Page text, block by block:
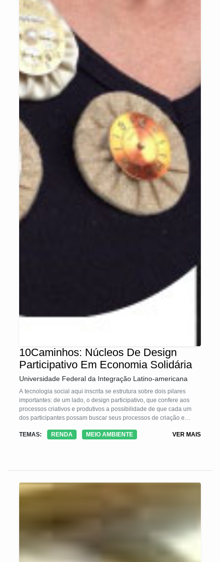
10Caminhos: Núcleos De Design
Participativo Em Economia Solidária
Universidade Federal da Integração Latino-americana
A tecnologia social aqui inscrita se estrutura sobre dois pilares
importantes: de um lado, o design participativo, que confere aos
processos criativos e produtivos a possibilidade de que cada um
dos participantes possam buscar seus processos de criação e
coletiva de projetos de produtos e processos produtivos; de outro
amparada pelo Indice de Felicidade Bruta, como indice qualitativo
TEMAS: RENDA MEIO AMBIENTE VER MAIS